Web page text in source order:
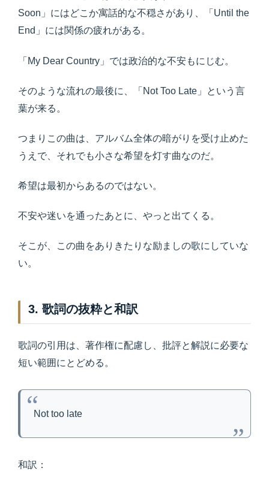
Soon」にはどこか寓話的な不穏さがあり、「Until the
End」には関係の疲れがある。
「My Dear Country」では政治的な不安もにじむ。
そのような流れの最後に、「Not Too Late」という言
葉が来る。
つまりこの曲は、アルバム全体の暗がりを受け止めた
うえで、それでも小さな希望を灯す曲なのだ。
希望は最初からあるのではない。
不安や迷いを通ったあとに、やっと出てくる。
そこが、この曲をありきたりな励ましの歌にしていな
い。
3. 歌詞の抜粋と和訳
歌詞の引用は、著作権に配慮し、批評と解説に必要な
短い範囲にとどめる。
Not too late
和訳：